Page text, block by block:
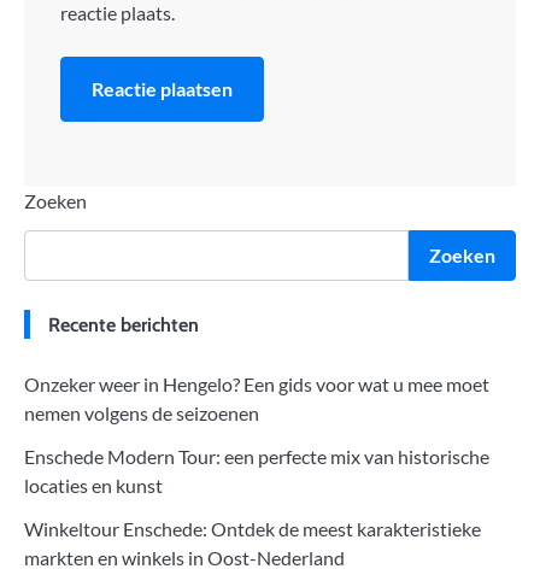
reactie plaats.
Zoeken
Zoeken
Recente berichten
Onzeker weer in Hengelo? Een gids voor wat u mee moet
nemen volgens de seizoenen
Enschede Modern Tour: een perfecte mix van historische
locaties en kunst
Winkeltour Enschede: Ontdek de meest karakteristieke
markten en winkels in Oost-Nederland